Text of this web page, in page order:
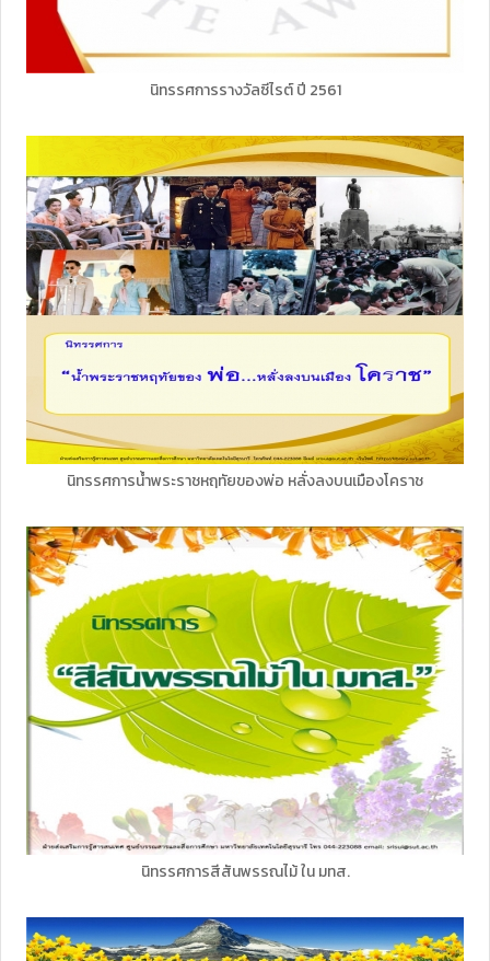
นิทรรศการรางวัลซีไรต์ ปี 2561
นิทรรศการน้ำพระราชหฤทัยของพ่อ หลั่งลงบนเมืองโคราช
นิทรรศการสีสันพรรณไม้ ใน มทส.